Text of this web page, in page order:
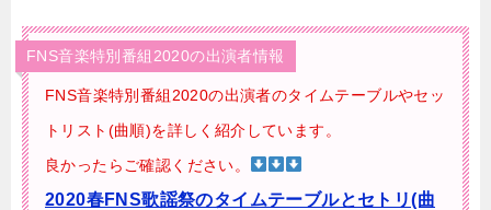
FNS音楽特別番組2020の出演者情報
FNS音楽特別番組2020の出演者のタイムテーブルやセッ
トリスト(曲順)を詳しく紹介しています。
良かったらご確認ください。
2020春FNS歌謡祭のタイムテーブルとセトリ(曲